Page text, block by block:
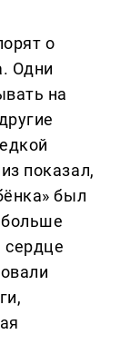
о
Одни
на
показал,
был
больше